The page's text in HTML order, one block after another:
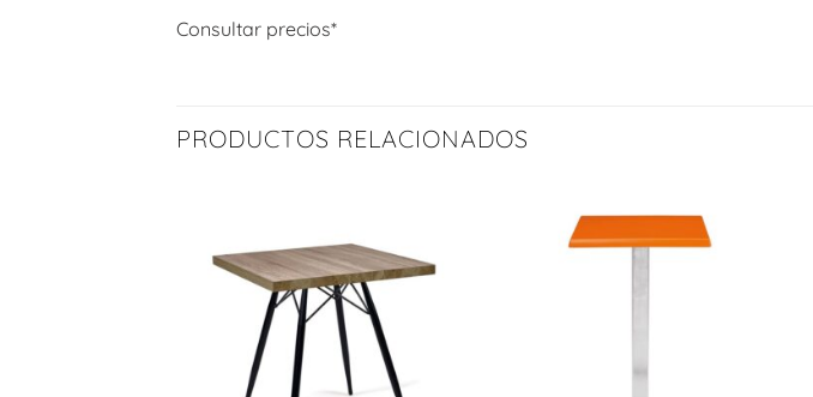
Consultar precios*
PRODUCTOS RELACIONADOS